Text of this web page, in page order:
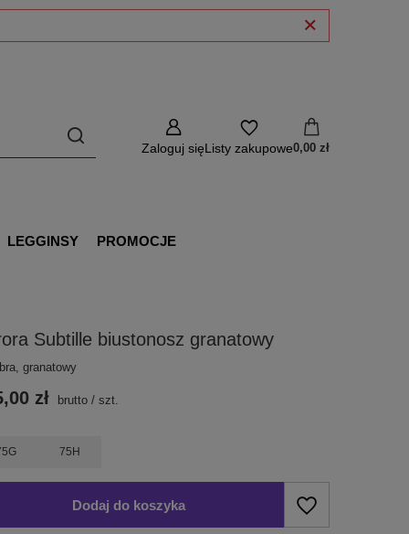
Zaloguj sięListy zakupowe0,00 zł
LEGGINSY PROMOCJE
Subtille biustonosz granatowy
granatowy
75H
zł brutto /szt.
Dodaj do koszyka